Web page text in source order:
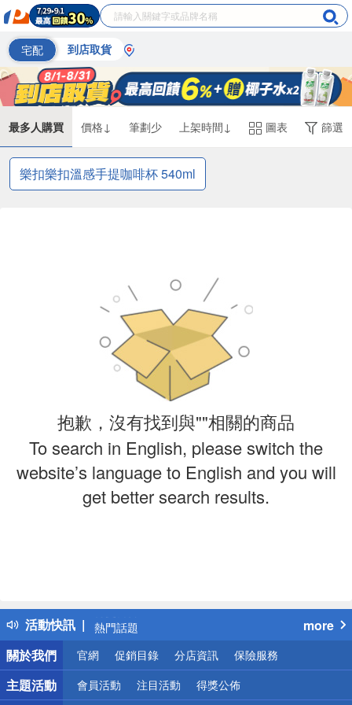
宅配 到店取貨
最多人購買 價格↓ 筆劃少 上架時間↓ 圖表 篩選
樂扣樂扣溫感手提咖啡杯 540ml
抱歉，沒有找到與""相關的商品
To search in English, please switch the
website’s language to English and you will
get better search results.
活動快訊
得獎公告
熱門話題
銀行優惠
偏遠地區配送
詐騙網頁！請小心！
more
關於我們
官網 促銷目錄 分店資訊 保險服務
主題活動 會員活動 注目活動 得獎公佈